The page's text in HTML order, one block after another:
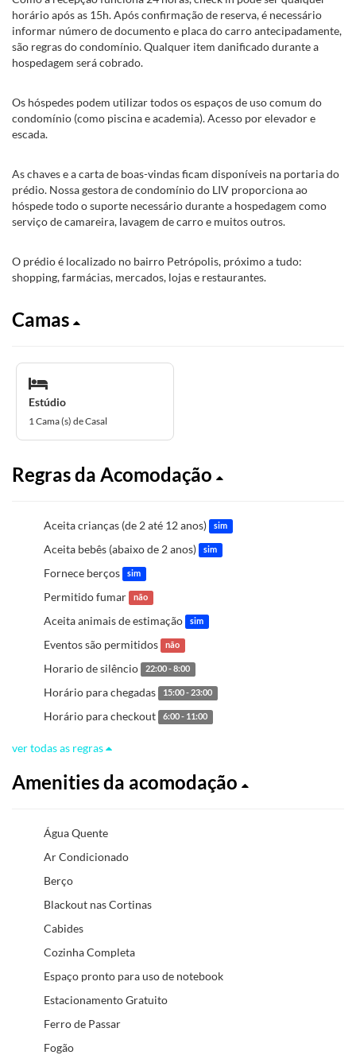
horário após as 15h. Após confirmação de reserva, é necessário
informar número de documento e placa do carro antecipadamente,
são regras do condomínio. Qualquer item danificado durante a
hospedagem será cobrado.
Os hóspedes podem utilizar todos os espaços de uso comum do
condomínio (como piscina e academia). Acesso por elevador e
escada.
As chaves e a carta de boas-vindas ficam disponíveis na portaria do
prédio. Nossa gestora de condomínio do LIV proporciona ao
hóspede todo o suporte necessário durante a hospedagem como
serviço de camareira, lavagem de carro e muitos outros.
O prédio é localizado no bairro Petrópolis, próximo a tudo:
shopping, farmácias, mercados, lojas e restaurantes.
Camas
Estúdio
1 Cama (s) de Casal
Regras da Acomodação
Aceita crianças (de 2 até 12 anos) sim
Aceita bebês (abaixo de 2 anos) sim
Fornece berços sim
Permitido fumar não
Aceita animais de estimação sim
Eventos são permitidos não
Horario de silêncio 22:00 - 8:00
Horário para chegadas 15:00 - 23:00
Horário para checkout 6:00 - 11:00
ver todas as regras
Amenities da acomodação
Água Quente
Ar Condicionado
Berço
Blackout nas Cortinas
Cabides
Cozinha Completa
Espaço pronto para uso de notebook
Estacionamento Gratuito
Ferro de Passar
Fogão